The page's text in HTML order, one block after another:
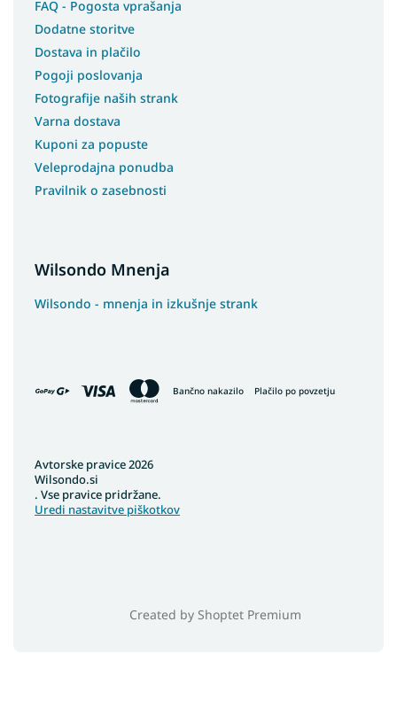
FAQ - Pogosta vprašanja
Dodatne storitve
Dostava in plačilo
Pogoji poslovanja
Fotografije naših strank
Varna dostava
Kuponi za popuste
Veleprodajna ponudba
Pravilnik o zasebnosti
Wilsondo Mnenja
Wilsondo - mnenja in izkušnje strank
Bančno nakazilo Plačilo po povzetju
Created by Shoptet Premium
Avtorske pravice 2026
Wilsondo.si
. Vse pravice pridržane.
Uredi nastavitve piškotkov